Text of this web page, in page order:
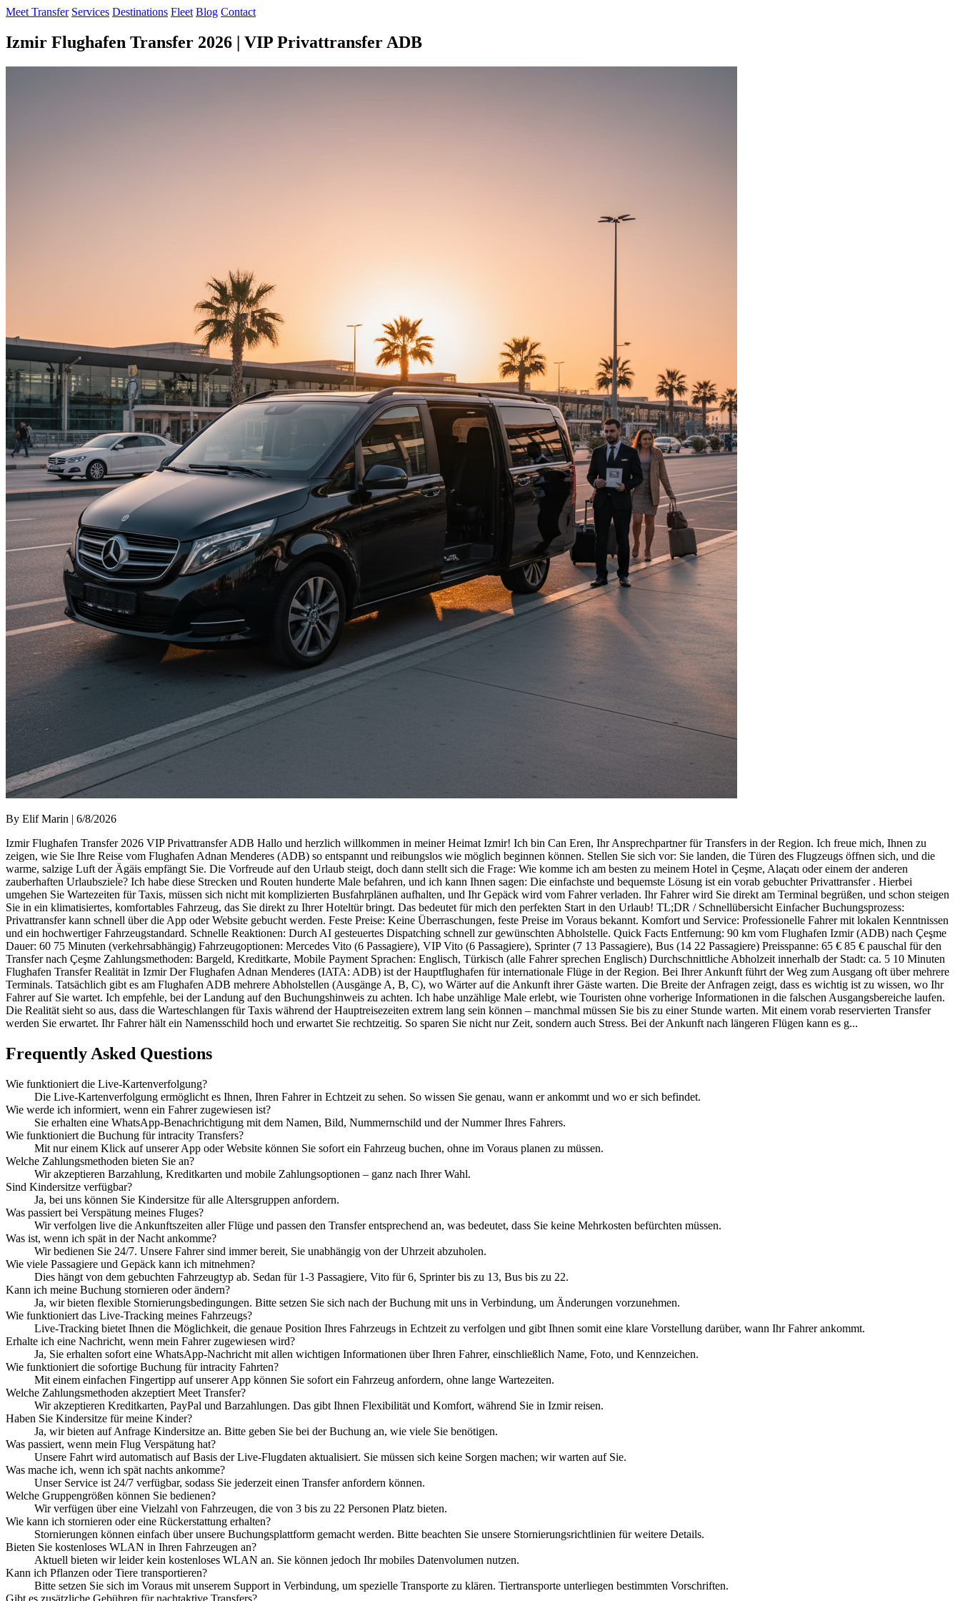
Meet Transfer Services Destinations Fleet Blog Contact
Izmir Flughafen Transfer 2026 | VIP Privattransfer ADB
By Elif Marin | 6/8/2026
Izmir Flughafen Transfer 2026 VIP Privattransfer ADB Hallo und herzlich willkommen in meiner Heimat Izmir! Ich bin Can Eren, Ihr Ansprechpartner für Transfers in der Region. Ich freue mich, Ihnen zu
zeigen, wie Sie Ihre Reise vom Flughafen Adnan Menderes (ADB) so entspannt und reibungslos wie möglich beginnen können. Stellen Sie sich vor: Sie landen, die Türen des Flugzeugs öffnen sich, und die
warme, salzige Luft der Ägäis empfängt Sie. Die Vorfreude auf den Urlaub steigt, doch dann stellt sich die Frage: Wie komme ich am besten zu meinem Hotel in Çeşme, Alaçatı oder einem der anderen
zauberhaften Urlaubsziele? Ich habe diese Strecken und Routen hunderte Male befahren, und ich kann Ihnen sagen: Die einfachste und bequemste Lösung ist ein vorab gebuchter Privattransfer . Hierbei
umgehen Sie Wartezeiten für Taxis, müssen sich nicht mit komplizierten Busfahrplänen aufhalten, und Ihr Gepäck wird vom Fahrer verladen. Ihr Fahrer wird Sie direkt am Terminal begrüßen, und schon steigen
Sie in ein klimatisiertes, komfortables Fahrzeug, das Sie direkt zu Ihrer Hoteltür bringt. Das bedeutet für mich den perfekten Start in den Urlaub! TL;DR / Schnellübersicht Einfacher Buchungsprozess:
Privattransfer kann schnell über die App oder Website gebucht werden. Feste Preise: Keine Überraschungen, feste Preise im Voraus bekannt. Komfort und Service: Professionelle Fahrer mit lokalen Kenntnissen
und ein hochwertiger Fahrzeugstandard. Schnelle Reaktionen: Durch AI gesteuertes Dispatching schnell zur gewünschten Abholstelle. Quick Facts Entfernung: 90 km vom Flughafen Izmir (ADB) nach Çeşme
Dauer: 60 75 Minuten (verkehrsabhängig) Fahrzeugoptionen: Mercedes Vito (6 Passagiere), VIP Vito (6 Passagiere), Sprinter (7 13 Passagiere), Bus (14 22 Passagiere) Preisspanne: 65 € 85 € pauschal für den
Transfer nach Çeşme Zahlungsmethoden: Bargeld, Kreditkarte, Mobile Payment Sprachen: Englisch, Türkisch (alle Fahrer sprechen Englisch) Durchschnittliche Abholzeit innerhalb der Stadt: ca. 5 10 Minuten
Flughafen Transfer Realität in Izmir Der Flughafen Adnan Menderes (IATA: ADB) ist der Hauptflughafen für internationale Flüge in der Region. Bei Ihrer Ankunft führt der Weg zum Ausgang oft über mehrere
Terminals. Tatsächlich gibt es am Flughafen ADB mehrere Abholstellen (Ausgänge A, B, C), wo Wärter auf die Ankunft ihrer Gäste warten. Die Breite der Anfragen zeigt, dass es wichtig ist zu wissen, wo Ihr
Fahrer auf Sie wartet. Ich empfehle, bei der Landung auf den Buchungshinweis zu achten. Ich habe unzählige Male erlebt, wie Touristen ohne vorherige Informationen in die falschen Ausgangsbereiche laufen.
Die Realität sieht so aus, dass die Warteschlangen für Taxis während der Hauptreisezeiten extrem lang sein können – manchmal müssen Sie bis zu einer Stunde warten. Mit einem vorab reservierten Transfer
werden Sie erwartet. Ihr Fahrer hält ein Namensschild hoch und erwartet Sie rechtzeitig. So sparen Sie nicht nur Zeit, sondern auch Stress. Bei der Ankunft nach längeren Flügen kann es g...
Frequently Asked Questions
Wie funktioniert die Live-Kartenverfolgung?
Die Live-Kartenverfolgung ermöglicht es Ihnen, Ihren Fahrer in Echtzeit zu sehen. So wissen Sie genau, wann er ankommt und wo er sich befindet.
Wie werde ich informiert, wenn ein Fahrer zugewiesen ist?
Sie erhalten eine WhatsApp-Benachrichtigung mit dem Namen, Bild, Nummernschild und der Nummer Ihres Fahrers.
Wie funktioniert die Buchung für intracity Transfers?
Mit nur einem Klick auf unserer App oder Website können Sie sofort ein Fahrzeug buchen, ohne im Voraus planen zu müssen.
Welche Zahlungsmethoden bieten Sie an?
Wir akzeptieren Barzahlung, Kreditkarten und mobile Zahlungsoptionen – ganz nach Ihrer Wahl.
Sind Kindersitze verfügbar?
Ja, bei uns können Sie Kindersitze für alle Altersgruppen anfordern.
Was passiert bei Verspätung meines Fluges?
Wir verfolgen live die Ankunftszeiten aller Flüge und passen den Transfer entsprechend an, was bedeutet, dass Sie keine Mehrkosten befürchten müssen.
Was ist, wenn ich spät in der Nacht ankomme?
Wir bedienen Sie 24/7. Unsere Fahrer sind immer bereit, Sie unabhängig von der Uhrzeit abzuholen.
Wie viele Passagiere und Gepäck kann ich mitnehmen?
Dies hängt von dem gebuchten Fahrzeugtyp ab. Sedan für 1-3 Passagiere, Vito für 6, Sprinter bis zu 13, Bus bis zu 22.
Kann ich meine Buchung stornieren oder ändern?
Ja, wir bieten flexible Stornierungsbedingungen. Bitte setzen Sie sich nach der Buchung mit uns in Verbindung, um Änderungen vorzunehmen.
Wie funktioniert das Live-Tracking meines Fahrzeugs?
Live-Tracking bietet Ihnen die Möglichkeit, die genaue Position Ihres Fahrzeugs in Echtzeit zu verfolgen und gibt Ihnen somit eine klare Vorstellung darüber, wann Ihr Fahrer ankommt.
Erhalte ich eine Nachricht, wenn mein Fahrer zugewiesen wird?
Ja, Sie erhalten sofort eine WhatsApp-Nachricht mit allen wichtigen Informationen über Ihren Fahrer, einschließlich Name, Foto, und Kennzeichen.
Wie funktioniert die sofortige Buchung für intracity Fahrten?
Mit einem einfachen Fingertipp auf unserer App können Sie sofort ein Fahrzeug anfordern, ohne lange Wartezeiten.
Welche Zahlungsmethoden akzeptiert Meet Transfer?
Wir akzeptieren Kreditkarten, PayPal und Barzahlungen. Das gibt Ihnen Flexibilität und Komfort, während Sie in Izmir reisen.
Haben Sie Kindersitze für meine Kinder?
Ja, wir bieten auf Anfrage Kindersitze an. Bitte geben Sie bei der Buchung an, wie viele Sie benötigen.
Was passiert, wenn mein Flug Verspätung hat?
Unsere Fahrt wird automatisch auf Basis der Live-Flugdaten aktualisiert. Sie müssen sich keine Sorgen machen; wir warten auf Sie.
Was mache ich, wenn ich spät nachts ankomme?
Unser Service ist 24/7 verfügbar, sodass Sie jederzeit einen Transfer anfordern können.
Welche Gruppengrößen können Sie bedienen?
Wir verfügen über eine Vielzahl von Fahrzeugen, die von 3 bis zu 22 Personen Platz bieten.
Wie kann ich stornieren oder eine Rückerstattung erhalten?
Stornierungen können einfach über unsere Buchungsplattform gemacht werden. Bitte beachten Sie unsere Stornierungsrichtlinien für weitere Details.
Bieten Sie kostenloses WLAN in Ihren Fahrzeugen an?
Aktuell bieten wir leider kein kostenloses WLAN an. Sie können jedoch Ihr mobiles Datenvolumen nutzen.
Kann ich Pflanzen oder Tiere transportieren?
Bitte setzen Sie sich im Voraus mit unserem Support in Verbindung, um spezielle Transporte zu klären. Tiertransporte unterliegen bestimmten Vorschriften.
Gibt es zusätzliche Gebühren für nachtaktive Transfers?